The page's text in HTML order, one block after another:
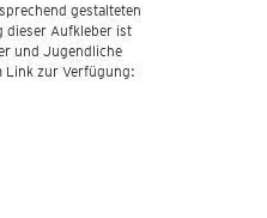
gestalteten
dieser Aufkleber ist
und Jugendliche
Link zur Verfügung: